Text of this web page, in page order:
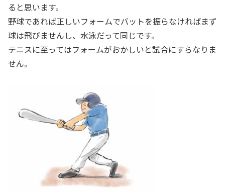
ると思います。
野球であれば正しいフォームでバットを振らなければまず
球は飛びませんし、水泳だって同じです。
テニスに至ってはフォームがおかしいと試合にすらなりま
せん。